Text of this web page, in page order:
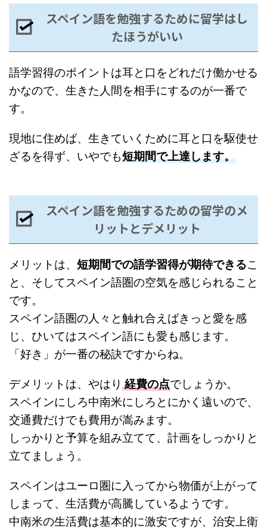
スペイン語を勉強するために留学はし
たほうがいい
語学習得のポイントは耳と口をどれだけ働かせる
かなので、生きた人間を相手にするのが一番で
す。
現地に住めば、生きていくために耳と口を駆使せ
ざるを得ず、いやでも短期間で上達します。
スペイン語を勉強するための留学のメ
リットとデメリット
メリットは、 短期間での語学習得が期待できるこ
と、そしてスペイン語圏の空気を感じられること
です。
スペイン語圏の人々と触れ合えばきっと愛を感
じ、ひいてはスペイン語にも愛も感じます。
「好き」が一番の秘訣ですからね。
デメリットは、やはり経費の点でしょうか。
スペインにしろ中南米にしろとにかく遠いので、
交通費だけでも費用が嵩みます。
しっかりと予算を組み立てて、計画をしっかりと
立てましょう。
スペインはユーロ圏に入ってから物価が上がって
しまって、生活費が高騰しているようです。
中南米の生活費は基本的に激安ですが、治安上衛